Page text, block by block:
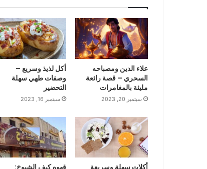
علاء الدين ومصباحه
السحري – قصة رائعة
مليئة بالمغامرات
سبتمبر 20, 2023
أكل لذيذ وسريع –
وصفات طهي سهلة
التحضير
سبتمبر 16, 2023